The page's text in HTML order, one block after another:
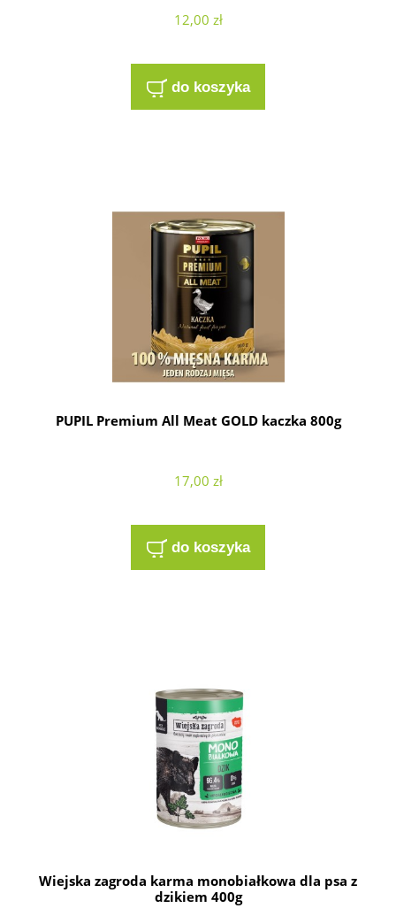
12,00 zł
do koszyka
PUPIL Premium All Meat GOLD kaczka 800g
17,00 zł
do koszyka
Wiejska zagroda karma monobiałkowa dla psa z
dzikiem 400g